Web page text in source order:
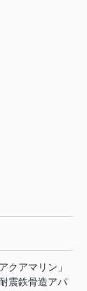
クアマリン」
震鉄骨造アパ